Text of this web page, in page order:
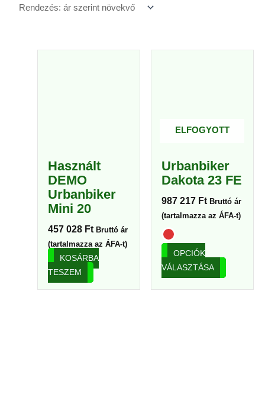
Használt
DEMO
Urbanbiker
Mini 20
457 028 Ft Bruttó ár
(tartalmazza az ÁFA-t)
KOSÁRBA
TESZEM
ELFOGYOTT
Urbanbiker
Dakota 23 FE
987 217 Ft Bruttó ár
(tartalmazza az ÁFA-t)
OPCIÓK
VÁLASZTÁSA
van.
a
ki